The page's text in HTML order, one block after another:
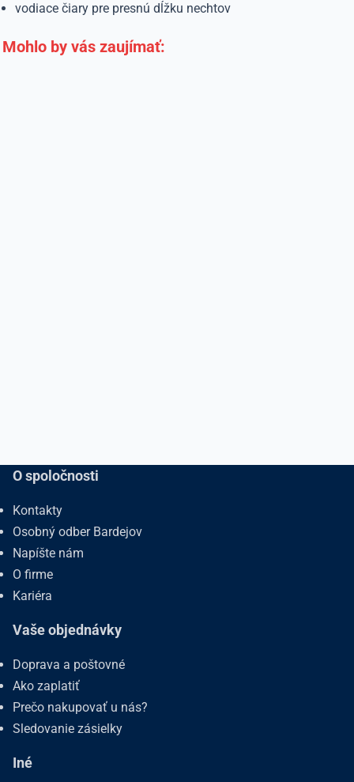
vodiace čiary pre presnú dĺžku nechtov
Mohlo by vás zaujímať:
O spoločnosti
Kontakty
Osobný odber Bardejov
Napíšte nám
O firme
Kariéra
Vaše objednávky
Doprava a poštovné
Ako zaplatiť
Prečo nakupovať u nás?
Sledovanie zásielky
Iné